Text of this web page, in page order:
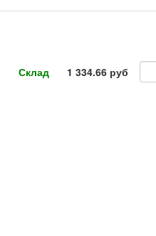
Склад 1 334.66 руб